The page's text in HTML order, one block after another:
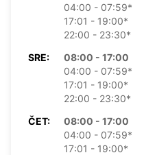
04:00 - 07:59*
17:01 - 19:00*
22:00 - 23:30*
SRE:
08:00 - 17:00
04:00 - 07:59*
17:01 - 19:00*
22:00 - 23:30*
ČET:
08:00 - 17:00
04:00 - 07:59*
17:01 - 19:00*